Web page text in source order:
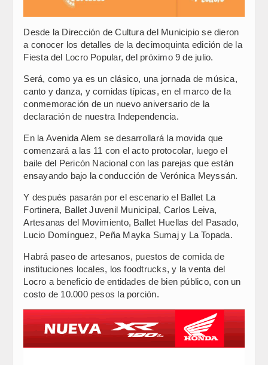
Desde la Dirección de Cultura del Municipio se dieron
a conocer los detalles de la decimoquinta edición de la
Fiesta del Locro Popular, del próximo 9 de julio.
Será, como ya es un clásico, una jornada de música,
canto y danza, y comidas típicas, en el marco de la
conmemoración de un nuevo aniversario de la
declaración de nuestra Independencia.
En la Avenida Alem se desarrollará la movida que
comenzará a las 11 con el acto protocolar, luego el
baile del Pericón Nacional con las parejas que están
ensayando bajo la conducción de Verónica Meyssán.
Y después pasarán por el escenario el Ballet La
Fortinera, Ballet Juvenil Municipal, Carlos Leiva,
Artesanas del Movimiento, Ballet Huellas del Pasado,
Lucio Domínguez, Peña Mayka Sumaj y La Topada.
Habrá paseo de artesanos, puestos de comida de
instituciones locales, los foodtrucks, y la venta del
Locro a beneficio de entidades de bien público, con un
costo de 10.000 pesos la porción.